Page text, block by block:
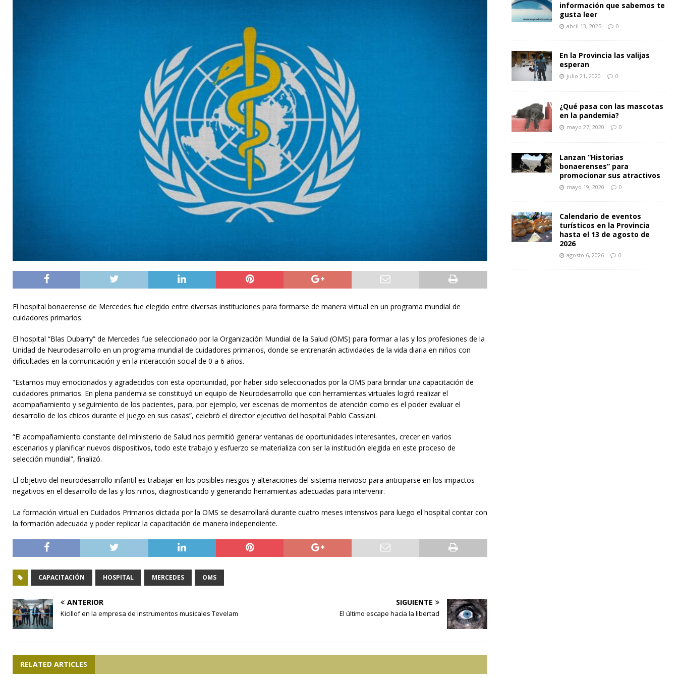
El hospital bonaerense de Mercedes fue elegido entre diversas instituciones para formarse de manera virtual en un programa mundial de
cuidadores primarios.
El hospital “Blas Dubarry” de Mercedes fue seleccionado por la Organización Mundial de la Salud (OMS) para formar a las y los profesiones de la
Unidad de Neurodesarrollo en un programa mundial de cuidadores primarios, donde se entrenarán actividades de la vida diaria en niños con
dificultades en la comunicación y en la interacción social de 0 a 6 años.
“Estamos muy emocionados y agradecidos con esta oportunidad, por haber sido seleccionados por la OMS para brindar una capacitación de
cuidadores primarios. En plena pandemia se constituyó un equipo de Neurodesarrollo que con herramientas virtuales logró realizar el
acompañamiento y seguimiento de los pacientes, para, por ejemplo, ver escenas de momentos de atención como es el poder evaluar el
desarrollo de los chicos durante el juego en sus casas”, celebró el director ejecutivo del hospital Pablo Cassiani.
“El acompañamiento constante del ministerio de Salud nos permitió generar ventanas de oportunidades interesantes, crecer en varios
escenarios y planificar nuevos dispositivos, todo este trabajo y esfuerzo se materializa con ser la institución elegida en este proceso de
selección mundial”, finalizó.
El objetivo del neurodesarrollo infantil es trabajar en los posibles riesgos y alteraciones del sistema nervioso para anticiparse en los impactos
negativos en el desarrollo de las y los niños, diagnosticando y generando herramientas adecuadas para intervenir.
La formación virtual en Cuidados Primarios dictada por la OMS se desarrollará durante cuatro meses intensivos para luego el hospital contar con
la formación adecuada y poder replicar la capacitación de manera independiente.
CAPACITACIÓN HOSPITAL MERCEDES OMS
ANTERIOR
Kicillof en la empresa de instrumentos musicales Tevelam
SIGUIENTE
El último escape hacia la libertad
RELATED ARTICLES
información que sabemos te
gusta leer
abril 13, 2025 0
En la Provincia las valijas
esperan
julio 21, 2020 0
¿Qué pasa con las mascotas
en la pandemia?
mayo 27, 2020 0
Lanzan “Historias
bonaerenses” para
promocionar sus atractivos
mayo 19, 2020 0
Calendario de eventos
turísticos en la Provincia
hasta el 13 de agosto de
2026
agosto 6, 2026 0